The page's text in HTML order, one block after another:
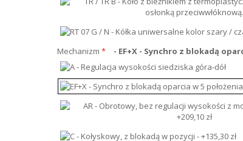
Mechanizm * - EF+X - Synchro z blokadą